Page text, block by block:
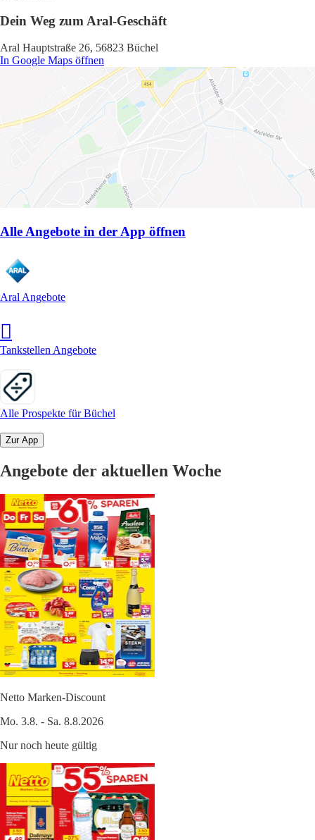
Dein Weg zum Aral-Geschäft
Aral Hauptstraße 26, 56823 Büchel
In Google Maps öffnen
Alle Angebote in der App öffnen
Aral Angebote
Tankstellen Angebote
Alle Prospekte für Büchel
Zur App
Angebote der aktuellen Woche
Netto Marken-Discount
Mo. 3.8. - Sa. 8.8.2026
Nur noch heute gültig